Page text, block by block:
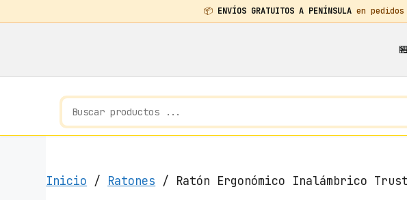
📦 ENVÍOS GRATUITOS A PENÍNSULA en
🏪
Inicio / Ratones / Ratón Ergonómico Inalámbrico